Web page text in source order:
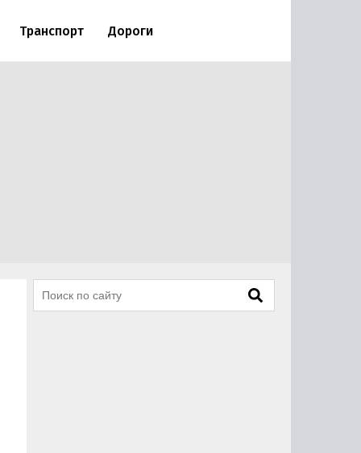
Транспорт Дороги